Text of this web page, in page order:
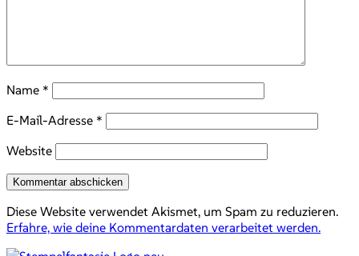
Name *
E-Mail-Adresse *
Website
Diese Website verwendet Akismet, um Spam zu reduzieren.
Erfahre, wie deine Kommentardaten verarbeitet werden.